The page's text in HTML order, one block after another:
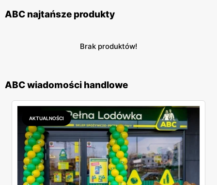
ABC najtańsze produkty
Brak produktów!
ABC wiadomości handlowe
AKTUALNOŚCI